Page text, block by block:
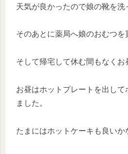
天気が良かったので娘の靴を洗
そのあとに薬局へ娘のおむつを
そして帰宅して休む間もなくお
お昼はホットプレートを出し
ました。
たまにはホットケーキも良いか